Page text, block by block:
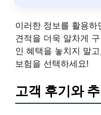
이러한 정보를 활용
견적을 더욱 알차게
인 혜택을 놓치지 말
보험을 선택하세요!
고객 후기와